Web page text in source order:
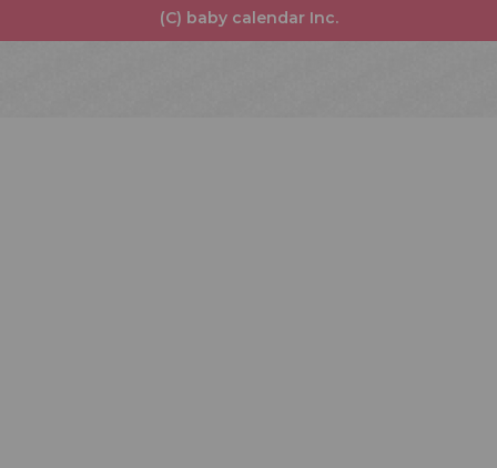
(C) baby calendar Inc.